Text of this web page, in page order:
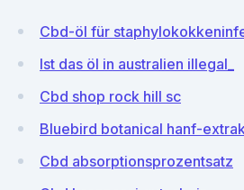
Cbd-öl für
Ist das öl in australien illegal_
Cbd shop rock hill sc
Bluebird botanical hanf-
Cbd absorptionsprozentsatz